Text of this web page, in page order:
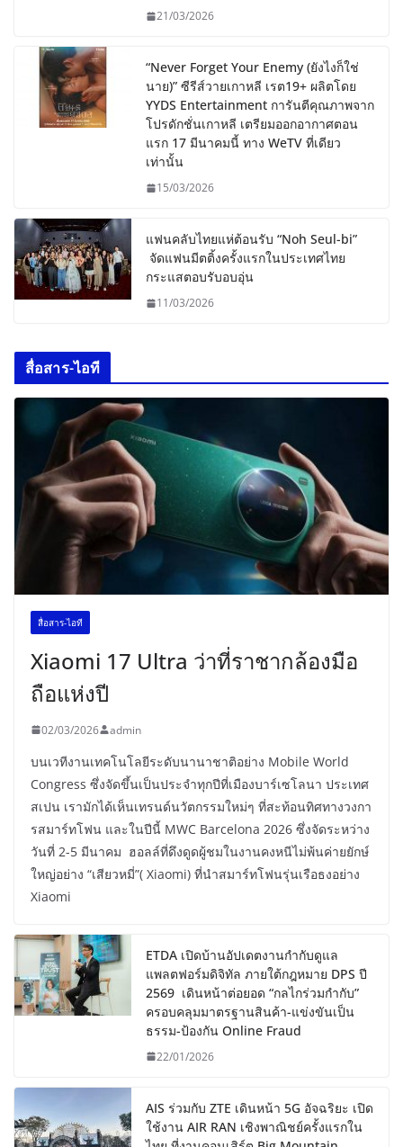
21/03/2026
“Never Forget Your Enemy (ยังไงก็ใช่
นาย)” ซีรีส์วายเกาหลี เรต19+ ผลิตโดย
YYDS Entertainment การันตีคุณภาพจาก
โปรดักชั่นเกาหลี เตรียมออกอากาศตอน
แรก 17 มีนาคมนี้ ทาง WeTV ที่เดียว
เท่านั้น
15/03/2026
แฟนคลับไทยแห่ต้อนรับ “Noh Seul-bi”
จัดแฟนมีตติ้งครั้งแรกในประเทศไทย
กระแสตอบรับอบอุ่น
11/03/2026
สื่อสาร-ไอที
สื่อสาร-ไอที
Xiaomi 17 Ultra ว่าที่ราชากล้องมือ
ถือแห่งปี
02/03/2026 admin
บนเวทีงานเทคโนโลยีระดับนานาชาติอย่าง Mobile World
Congress ซึ่งจัดขึ้นเป็นประจำทุกปีที่เมืองบาร์เซโลนา ประเทศ
สเปน เรามักได้เห็นเทรนด์นวัตกรรมใหม่ๆ ที่สะท้อนทิศทางวงกา
รสมาร์ทโฟน และในปีนี้ MWC Barcelona 2026 ซึ่งจัดระหว่าง
วันที่ 2-5 มีนาคม ฮอลล์ที่ดึงดูดผู้ชมในงานคงหนีไม่พ้นค่ายยักษ์
ใหญ่อย่าง “เสียวหมี่”( Xiaomi) ที่นำสมาร์ทโฟนรุ่นเรือธงอย่าง
Xiaomi
ETDA เปิดบ้านอัปเดตงานกำกับดูแล
แพลตฟอร์มดิจิทัล ภายใต้กฎหมาย DPS ปี
2569 เดินหน้าต่อยอด “กลไกร่วมกำกับ”
ครอบคลุมมาตรฐานสินค้า-แข่งขันเป็น
ธรรม-ป้องกัน Online Fraud
22/01/2026
AIS ร่วมกับ ZTE เดินหน้า 5G อัจฉริยะ เปิด
ใช้งาน AIR RAN เชิงพาณิชย์ครั้งแรกใน